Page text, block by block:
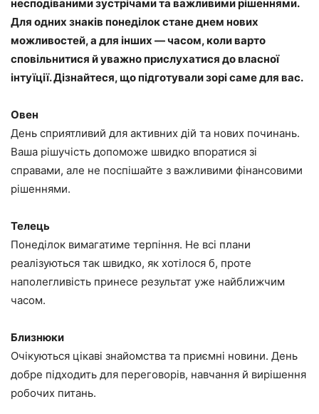
несподіваними зустрічами та важливими рішеннями.
Для одних знаків понеділок стане днем нових
можливостей, а для інших — часом, коли варто
сповільнитися й уважно прислухатися до власної
інтуїції. Дізнайтеся, що підготували зорі саме для вас.
Овен
День сприятливий для активних дій та нових починань.
Ваша рішучість допоможе швидко впоратися зі
справами, але не поспішайте з важливими фінансовими
рішеннями.
Телець
Понеділок вимагатиме терпіння. Не всі плани
реалізуються так швидко, як хотілося б, проте
наполегливість принесе результат уже найближчим
часом.
Близнюки
Очікуються цікаві знайомства та приємні новини. День
добре підходить для переговорів, навчання й вирішення
робочих питань.